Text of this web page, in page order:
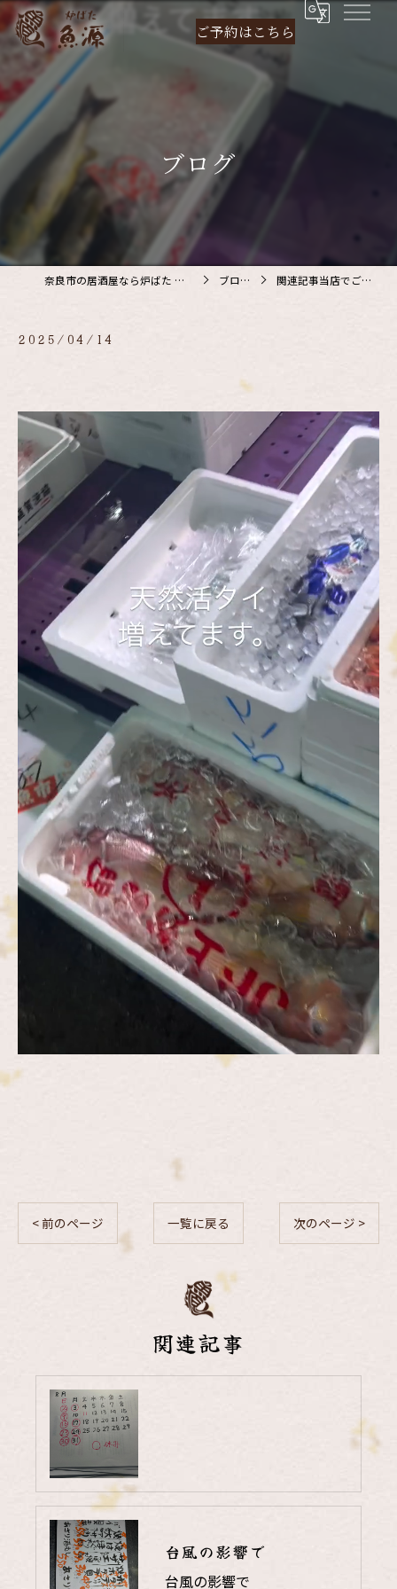
ご予約はこちら
ブログ
奈良市の居酒屋なら炉ばた 魚源 ブログ 関連記事当店でご利…
2025/04/14
< 前のページ 一覧に戻る 次のページ >
関連記事
台風の影響で
台風の影響で